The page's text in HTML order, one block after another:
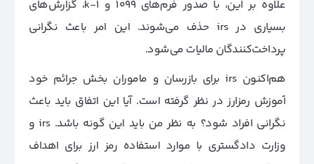
علاوه بر این، با صدور فرم‌های 1099 و k-1، گزارش‌های
بسیاری در irs حذف می‌شوند. این امر باعث نگرانی
پرداخت‌کنندگان مالیات می‌شود.
هم‌اکنون irs برای بازرسان و ماموران بخش جرائم خود
آموزش‌ رمزارز در نظر گرفته است. آیا این اتفاق باید باعث
نگرانی افراد شود؟ به نظر من باید این گونه باشد. irs و
وزارت دادگستری با موارد استفاده رمز ارز برای اهداف